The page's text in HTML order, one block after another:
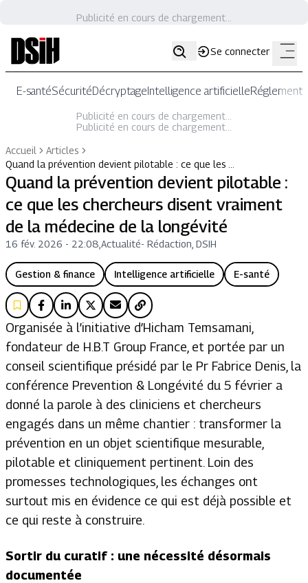
Publicité en cours de chargement...
Se connecter
E-santéSécuritéDécryptageIntelligence artificielle
Publicité en cours de chargement...
Publicité en cours de chargement...
Accueil
Articles
Quand la prévention devient pilotable : ce que les …
Quand la prévention devient pilotable :
ce que les chercheurs disent vraiment
de la médecine de la longévité
16 fév. 2026 - 22:08 Actualité- Rédaction, DSIH
Gestion & finance Intelligence artificielle E-santé
Organisée à l’initiative d’Hicham Temsamani,
fondateur de H.B.T Group France, et portée par un
conseil scientifique présidé par le Pr Fabrice Denis, la
conférence Prevention & Longévité du 5 février a
donné la parole à des cliniciens et chercheurs
engagés dans un même chantier : transformer la
prévention en un objet scientifique mesurable,
pilotable et cliniquement pertinent. Loin des
promesses technologiques, les échanges ont
surtout mis en évidence ce qui est déjà possible et
ce qui reste à construire.
Sortir du curatif : une nécessité désormais
documentée